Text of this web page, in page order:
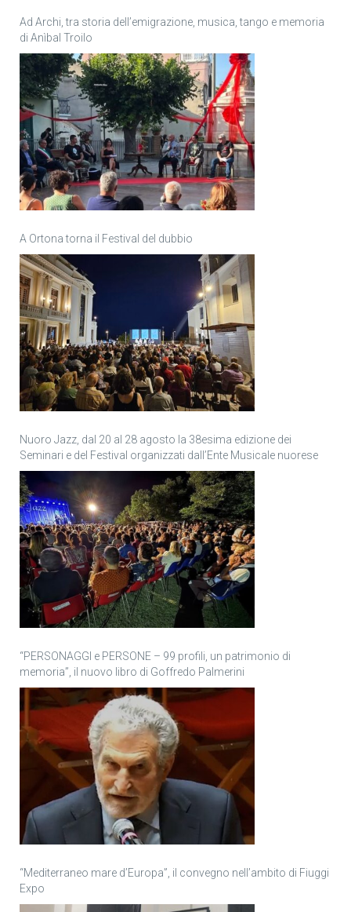
Ad Archi, tra storia dell’emigrazione, musica, tango e memoria
di Anìbal Troilo
A Ortona torna il Festival del dubbio
Nuoro Jazz, dal 20 al 28 agosto la 38esima edizione dei
Seminari e del Festival organizzati dall’Ente Musicale nuorese
“PERSONAGGI e PERSONE – 99 profili, un patrimonio di
memoria”, il nuovo libro di Goffredo Palmerini
“Mediterraneo mare d’Europa”, il convegno nell’ambito di Fiuggi
Expo